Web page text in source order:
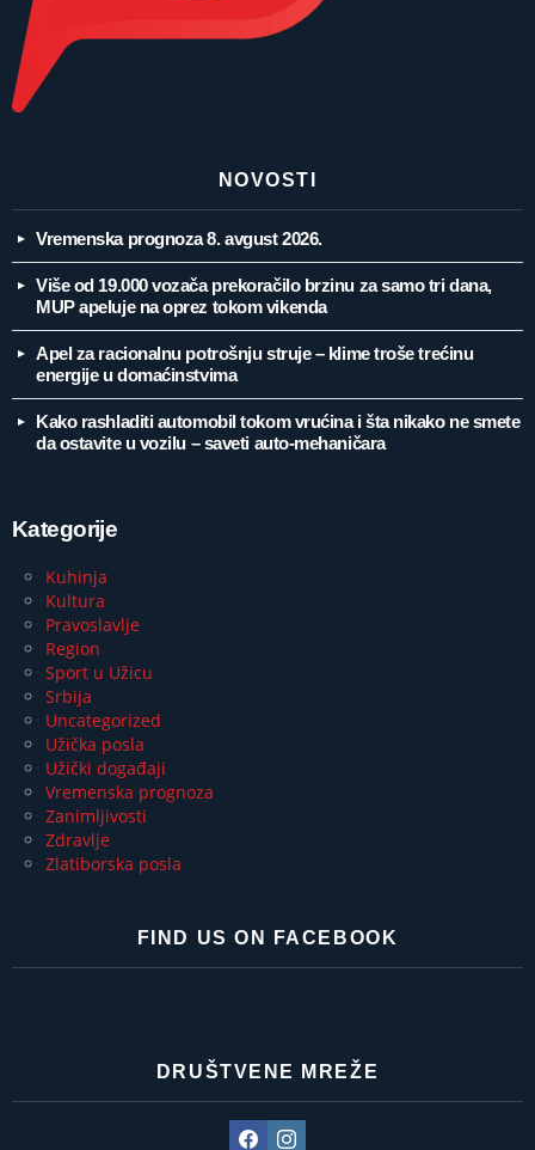
NOVOSTI
Vremenska prognoza 8. avgust 2026.
Više od 19.000 vozača prekoračilo brzinu za samo tri dana,
MUP apeluje na oprez tokom vikenda
Apel za racionalnu potrošnju struje – klime troše trećinu
energije u domaćinstvima
Kako rashladiti automobil tokom vrućina i šta nikako ne smete
da ostavite u vozilu – saveti auto-mehaničara
Kategorije
Kuhinja
Kultura
Pravoslavlje
Region
Sport u Užicu
Srbija
Uncategorized
Užička posla
Užički događaji
Vremenska prognoza
Zanimljivosti
Zdravlje
Zlatiborska posla
FIND US ON FACEBOOK
DRUŠTVENE MREŽE
FacebookInstagram